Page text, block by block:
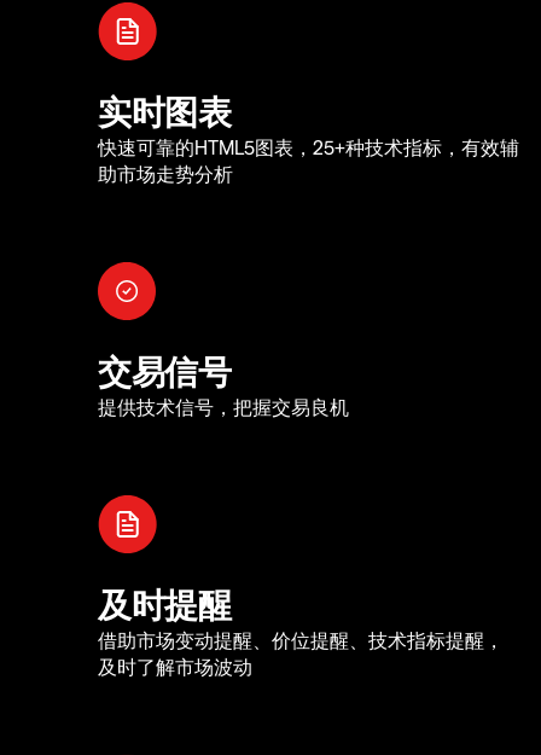
实时图表
快速可靠的HTML5图表，25+种技术指标，有效辅
助市场走势分析
交易信号
提供技术信号，把握交易良机
及时提醒
借助市场变动提醒、价位提醒、技术指标提醒，
及时了解市场波动